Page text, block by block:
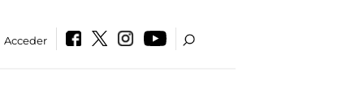
Acceder